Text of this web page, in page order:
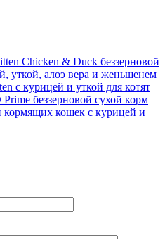
Chicken & Duck беззерновой
уткой, алоэ вера и женьшенем
с курицей и уткой для котят
беззерновой сухой корм
кормящих кошек с курицей и